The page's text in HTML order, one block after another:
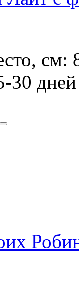
см:
30 дней